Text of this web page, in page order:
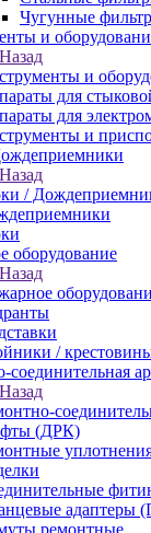
Чугунные
и
Назад
и
для
для
и
Назад
/
оборудование
Назад
/
соединительная
Назад
(ДРК)
адаптеры
ремонтные